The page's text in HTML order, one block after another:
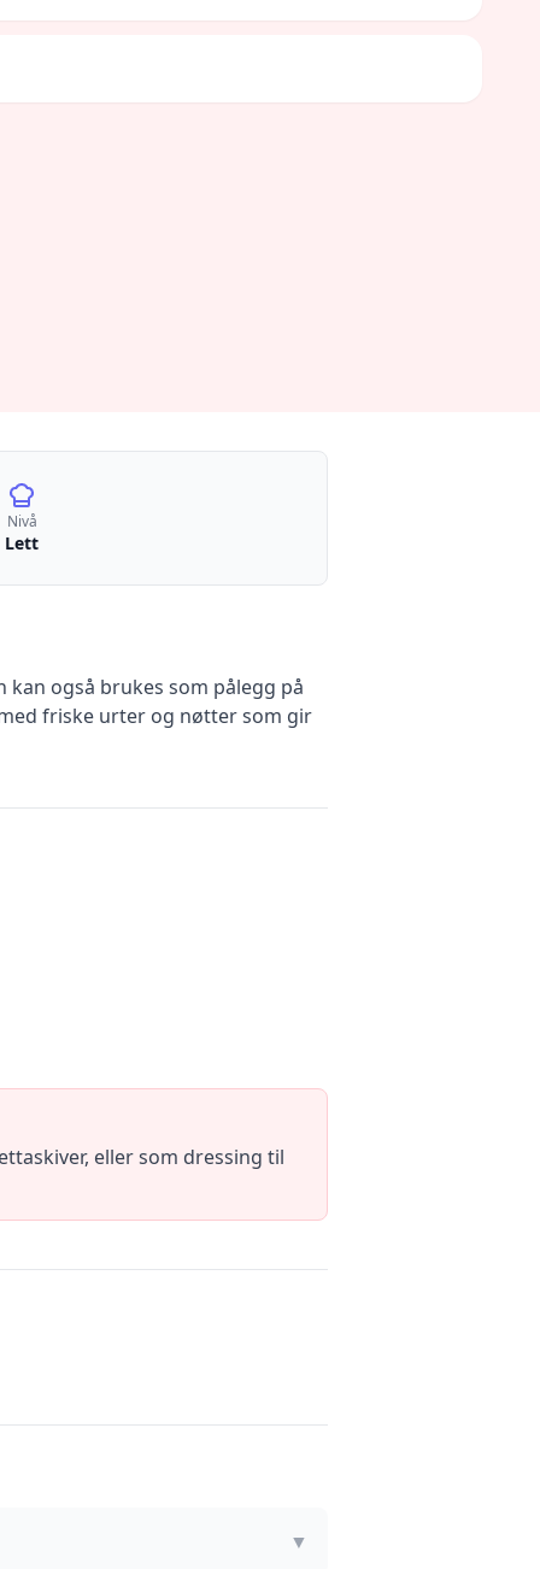
Nivå
Lett
kan også brukes som pålegg på
friske urter og nøtter som gir
eller som dressing til
▼